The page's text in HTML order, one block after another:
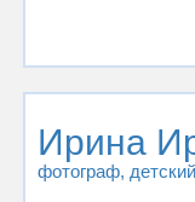
Ирина
фотограф,